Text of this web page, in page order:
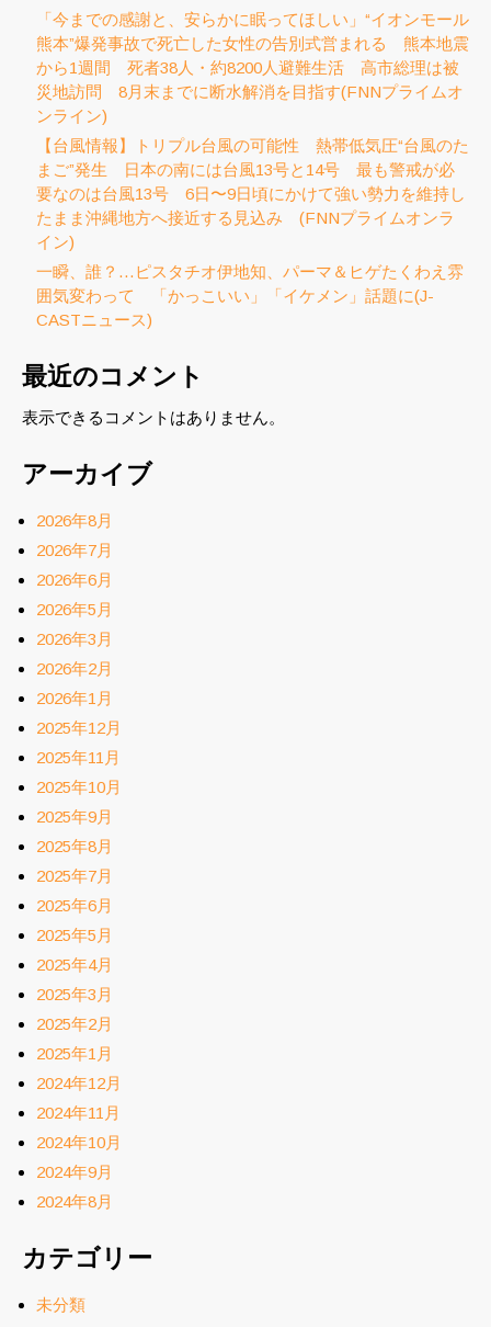
「今までの感謝と、安らかに眠ってほしい」“イオンモール
熊本”爆発事故で死亡した女性の告別式営まれる 熊本地震
から1週間 死者38人・約8200人避難生活 高市総理は被
災地訪問 8月末までに断水解消を目指す(FNNプライムオ
ンライン)
【台風情報】トリプル台風の可能性 熱帯低気圧“台風のた
まご”発生 日本の南には台風13号と14号 最も警戒が必
要なのは台風13号 6日〜9日頃にかけて強い勢力を維持し
たまま沖縄地方へ接近する見込み (FNNプライムオンラ
イン)
一瞬、誰？…ピスタチオ伊地知、パーマ＆ヒゲたくわえ雰
囲気変わって 「かっこいい」「イケメン」話題に(J-
CASTニュース)
最近のコメント
表示できるコメントはありません。
アーカイブ
2026年8月
2026年7月
2026年6月
2026年5月
2026年3月
2026年2月
2026年1月
2025年12月
2025年11月
2025年10月
2025年9月
2025年8月
2025年7月
2025年6月
2025年5月
2025年4月
2025年3月
2025年2月
2025年1月
2024年12月
2024年11月
2024年10月
2024年9月
2024年8月
カテゴリー
未分類